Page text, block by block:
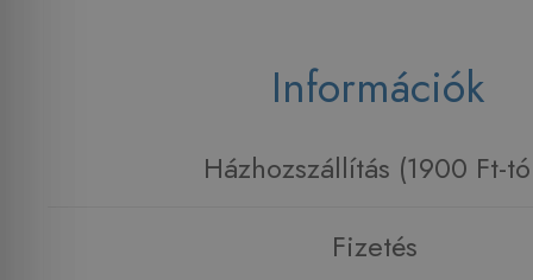
Információk
Házhozszállítás (1900 Ft-
Fizetés